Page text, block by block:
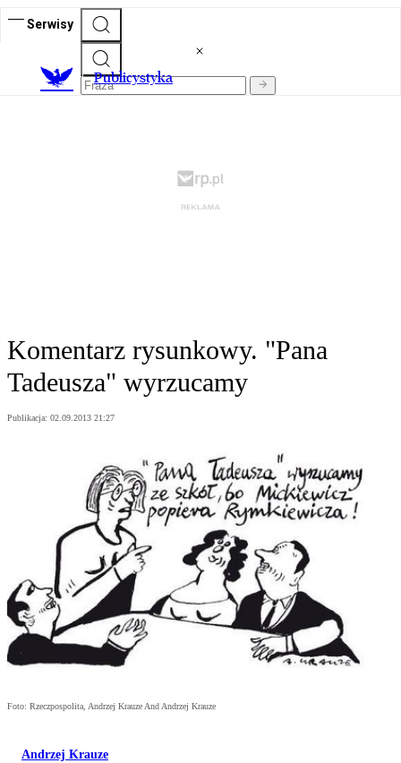
Serwisy
Publicystyka
Komentarz rysunkowy. "Pana
Tadeusza" wyrzucamy
Publikacja: 02.09.2013 21:27
Foto: Rzeczpospolita, Andrzej Krauze And Andrzej Krauze
Andrzej Krauze